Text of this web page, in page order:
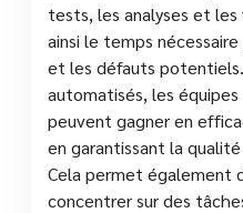
tests, les analyses et
ainsi le temps
et les défauts
automatisés, les
peuvent gagner en
en garantissant la
Cela permet également
concentrer sur des